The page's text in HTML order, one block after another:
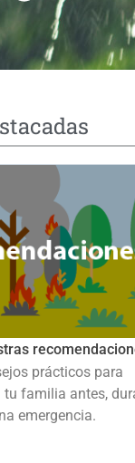
prácticos para
tu familia antes,
emergencia.